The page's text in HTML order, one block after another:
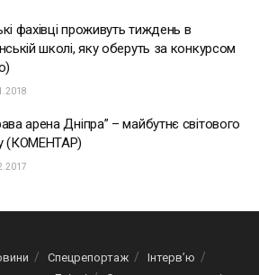
фахівці проживуть тиждень в
школі, яку оберуть за конкурсом
арена Дніпра” – майбутнє світового
(КОМЕНТАР)
Спецрепортаж
Інтерв’ю